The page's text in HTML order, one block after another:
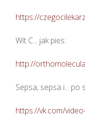
https://
Wit C... jak pies:
http://
Sepsa, sepsa i... po
https://vk.com/